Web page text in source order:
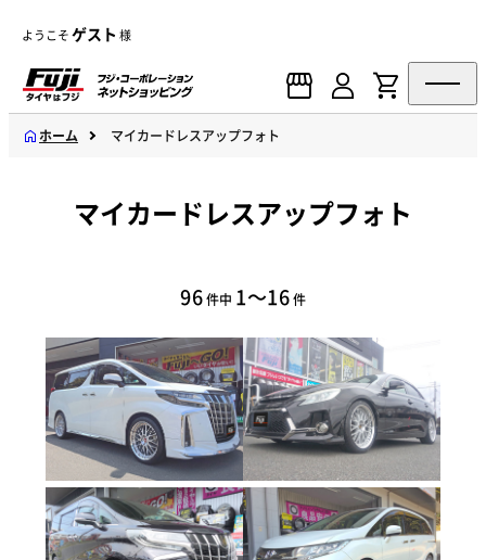
ようこそゲスト 様
ホーム マイカードレスアップフォト
マイカードレスアップフォト
96件中 1～16件